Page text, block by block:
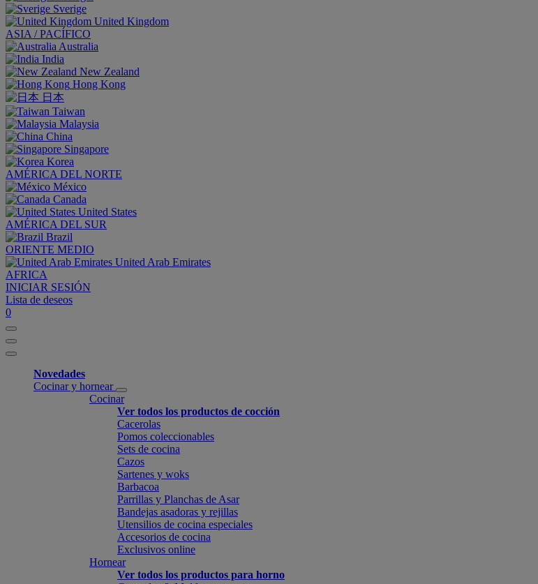
Sverige
United Kingdom
ASIA / PACÍFICO
Australia
India
New Zealand
Hong Kong
日本
Taiwan
Malaysia
China
Singapore
Korea
AMÉRICA DEL NORTE
México
Canada
United States
AMÉRICA DEL SUR
Brazil
ORIENTE MEDIO
United Arab Emirates
AFRICA
INICIAR SESIÓN
Lista de deseos
0
Novedades
Cocinar y hornear
Cocinar
Ver todos los productos de cocción
Cacerolas
Pomos coleccionables
Sets de cocina
Cazos
Sartenes y woks
Barbacoa
Parrillas y Planchas de Asar
Bandejas asadoras y rejillas
Utensilios de cocina especiales
Accesorios de cocina
Exclusivos online
Hornear
Ver todos los productos para horno